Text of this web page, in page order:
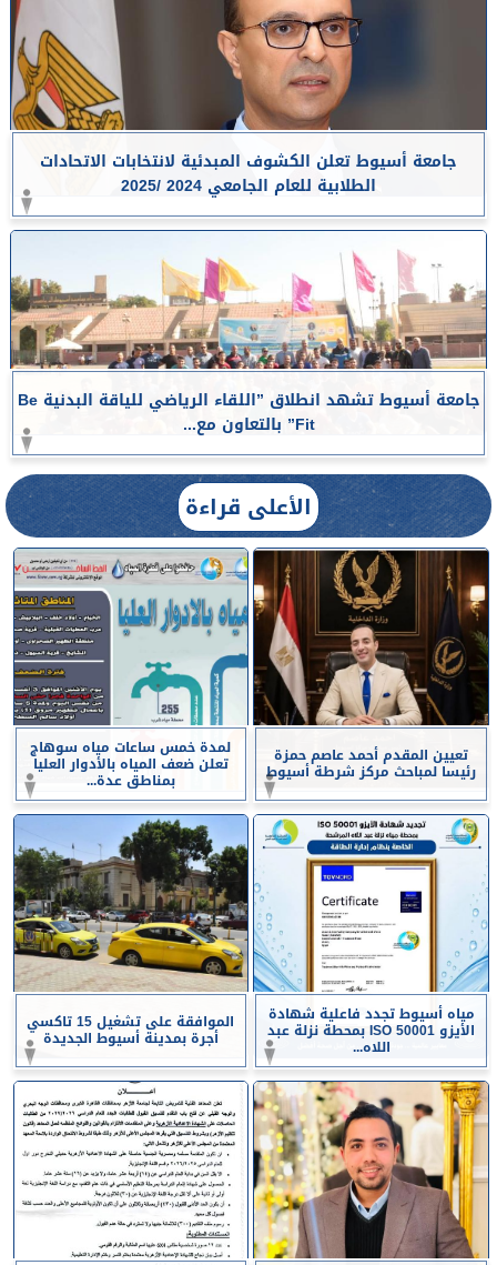
جامعة أسيوط تعلن الكشوف المبدئية لانتخابات الاتحادات
الطلابية للعام الجامعي 2024 /2025
جامعة أسيوط تشهد انطلاق ”اللقاء الرياضي للياقة البدنية Be
Fit” بالتعاون مع...
الأعلى قراءة
تعيين المقدم أحمد عاصم حمزة
رئيسا لمباحث مركز شرطة أسيوط
لمدة خمس ساعات مياه سوهاج
تعلن ضعف المياه بالأدوار العليا
بمناطق عدة...
مياه أسيوط تجدد فاعلية شهادة
الأيزو ISO 50001 بمحطة نزلة عبد
اللاه...
الموافقة على تشغيل 15 تاكسي
أجرة بمدينة أسيوط الجديدة